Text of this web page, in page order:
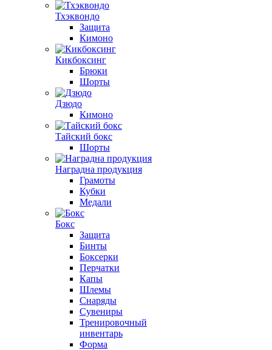
Тхэквондо
Защита
Кимоно
Кикбоксинг
Брюки
Шорты
Дзюдо
Кимоно
Тайский бокс
Шорты
Наградна продукция
Грамоты
Кубки
Медали
Бокс
Защита
Бинты
Боксерки
Перчатки
Капы
Шлемы
Снаряды
Сувениры
Тренировочный
инвентарь
Форма